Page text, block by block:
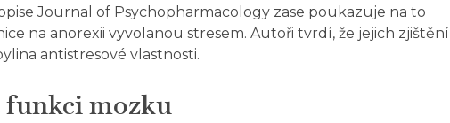
Journal of Psychopharmacology zase poukazuje na to
na anorexii vyvolanou stresem. Autoři tvrdí, že jejich zjištění
antistresové vlastnosti.
mozku